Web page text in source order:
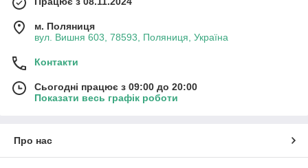
м. Поляниця
вул. Вишня 603, 78593, Поляниця, Україна
Контакти
Сьогодні працює з 09:00 до 20:00
Показати весь графік роботи
Про нас